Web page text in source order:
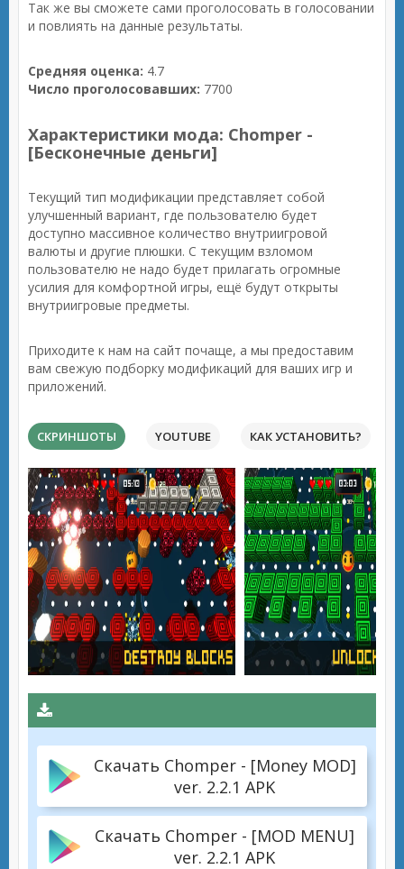
Так же вы сможете сами проголосовать в голосовании
и повлиять на данные результаты.
Средняя оценка: 4.7
Число проголосовавших: 7700
Характеристики мода: Chomper -
[Бесконечные деньги]
Текущий тип модификации представляет собой
улучшенный вариант, где пользователю будет
доступно массивное количество внутриигровой
валюты и другие плюшки. С текущим взломом
пользователю не надо будет прилагать огромные
усилия для комфортной игры, ещё будут открыты
внутриигровые предметы.
Приходите к нам на сайт почаще, а мы предоставим
вам свежую подборку модификаций для ваших игр и
приложений.
СКРИНШОТЫ YOUTUBE КАК УСТАНОВИТЬ?
Скачать Chomper - [Money MOD]
ver. 2.2.1 APK
Скачать Chomper - [MOD MENU]
ver. 2.2.1 APK